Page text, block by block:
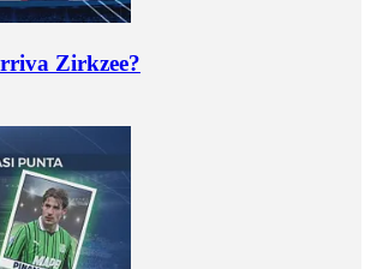
Zirkzee?